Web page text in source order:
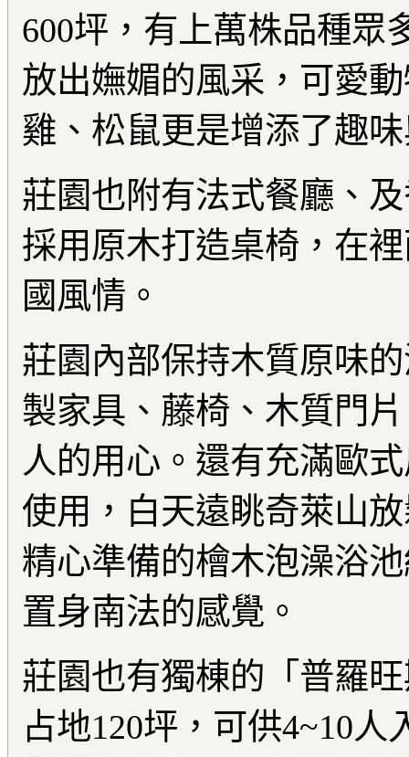
600坪，有上萬株品種眾
放出嫵媚的風采，可愛
雞、松鼠更是增添了趣
莊園也附有法式餐廳、
採用原木打造桌椅，在
國風情。
莊園內部保持木質原味
製家具、藤椅、木質門
人的用心。還有充滿歐
使用，白天遠眺奇萊山
精心準備的檜木泡澡浴
置身南法的感覺。
莊園也有獨棟的「普羅
占地120坪，可供4~10